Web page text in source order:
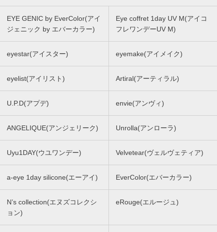
EYE GENIC by EverColor(アイ
ジェニック by エバーカラー)
Eye coffret 1day UV M(アイコ
フレワンデーUV M)
eyestar(アイスター) eyemake(アイメイク)
eyelist(アイリスト) Artiral(アーティラル)
U.P.D(アプデ) envie(アンヴィ)
ANGELIQUE(アンジェリーク) Unrolla(アンローラ)
Uyu1DAY(ウユワンデー) Velvetear(ヴェルヴェティア)
a-eye 1day silicone(エーアイ) EverColor(エバーカラー)
N’s collection(エヌズコレクシ
ョン)
eRouge(エルージュ)